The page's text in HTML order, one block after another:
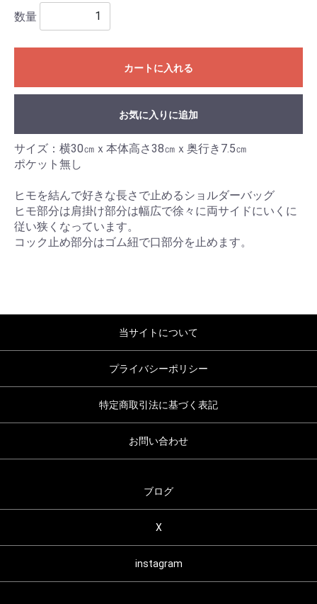
数量
カートに入れる
お気に入りに追加
サイズ：横30㎝ｘ本体高さ38㎝ｘ奥行き7.5㎝
ポケット無し
ヒモを結んで好きな長さで止めるショルダーバッグ
ヒモ部分は肩掛け部分は幅広で徐々に両サイドにいくに
従い狭くなっています。
コック止め部分はゴム紐で口部分を止めます。
当サイトについて
プライバシーポリシー
特定商取引法に基づく表記
お問い合わせ
ブログ
X
instagram